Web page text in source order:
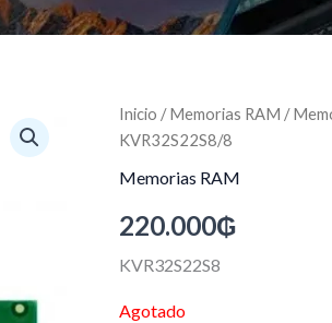
Inicio /Memorias RAM /
KVR32S22S8/8
Memorias RAM
220.000₲
KVR32S22S8
Agotado